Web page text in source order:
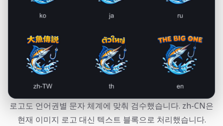
로고도 언어권별 문자 체계에 맞춰 검수했습니다. zh-CN은
현재 이미지 로고 대신 텍스트 블록으로 처리했습니다.